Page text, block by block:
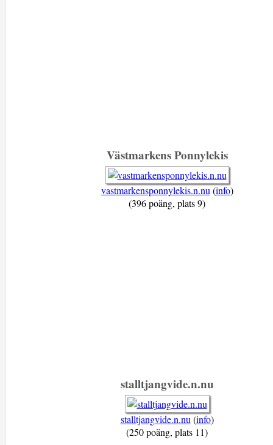
Västmarkens Ponnylekis
vastmarkensponnylekis.n.nu (info)
(396 poäng, plats 9)
stalltjangvide.n.nu
stalltjangvide.n.nu (info)
(250 poäng, plats 11)